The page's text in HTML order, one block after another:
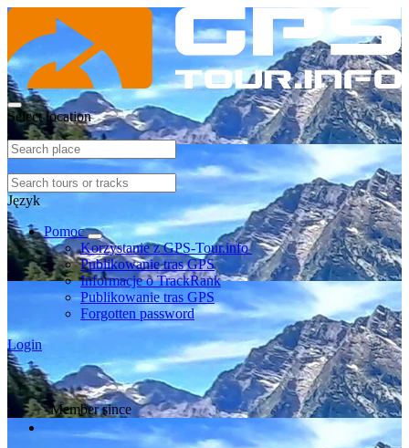
Select location
Język
Pomoc
Korzystanie z GPS-Tour.info
Publikowanie tras GPS
Informacje o TrackRank
Publikowanie tras GPS
Forgotten password
Login
Member since